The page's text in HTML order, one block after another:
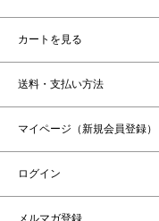
カートを見る
送料・支払い方法
マイページ（新規会員登録）
ログイン
メルマガ登録